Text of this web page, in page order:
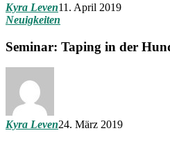
Kyra Leven11. April 2019
Neuigkeiten
Seminar: Taping in der
Kyra Leven24. März 2019